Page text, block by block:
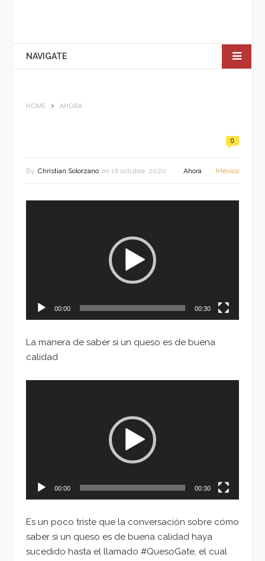
NAVIGATE
HOME AHORA
0
By Christian Solorzano on 16 octubre, 2020 Ahora México
00:00 00:30
La manera de saber si un queso es de buena
calidad
00:00 00:30
Es un poco triste que la conversación sobre cómo
saber si un queso es de buena calidad haya
sucedido hasta el llamado #QuesoGate, el cual